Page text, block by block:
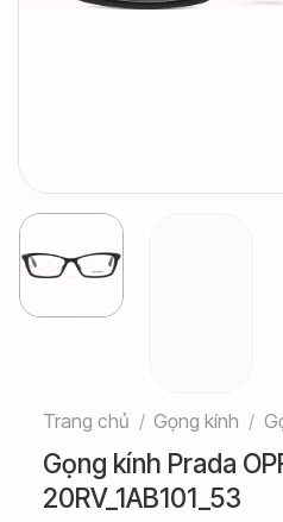
Trang chủ / Gọng kính /
Gọng kính Prada
20RV_1AB101_53